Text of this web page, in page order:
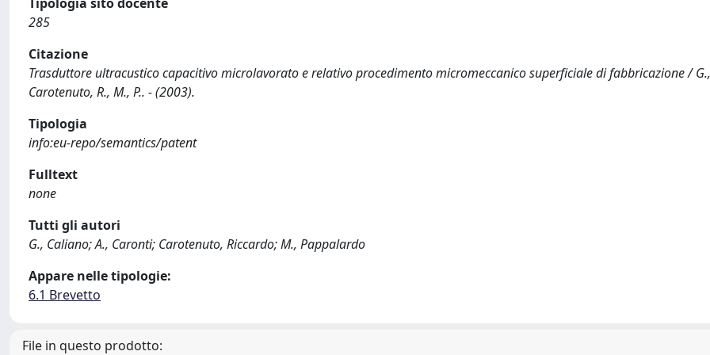
285
Citazione
Trasduttore ultracustico capacitivo microlavorato e relativo procedimento micromeccanico superficiale di fabbricazione / G.,
Carotenuto, R., M., P.. - (2003).
Tipologia
info:eu-repo/semantics/patent
Fulltext
none
Tutti gli autori
G., Caliano; A., Caronti; Carotenuto, Riccardo; M., Pappalardo
Appare nelle tipologie:
6.1 Brevetto
File in questo prodotto: